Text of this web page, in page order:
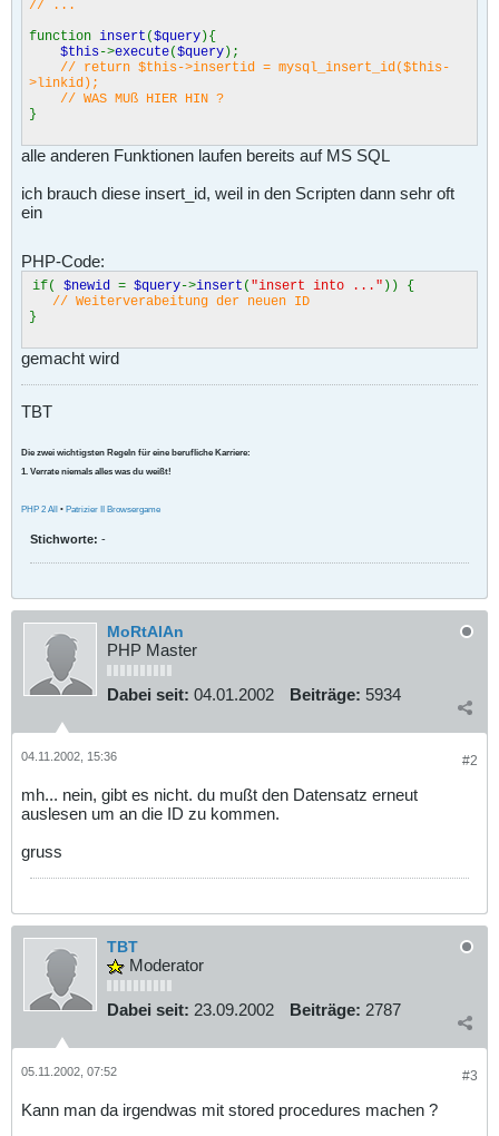
// ...
function insert ($query){
$this->execute($query);
// return $this->insertid = mysql_insert_id($this-
>linkid);
// WAS MUß HIER HIN ?
}
alle anderen Funktionen laufen bereits auf MS SQL
ich brauch diese insert_id, weil in den Scripten dann sehr oft
ein
PHP-Code:
if( $newid = $query->insert ( "insert into ..." )) {
// Weiterverabeitung der neuen ID
}
gemacht wird
TBT
Die zwei wichtigsten Regeln für eine berufliche Karriere:
1. Verrate niemals alles was du weißt!
PHP 2 All • Patrizier II Browsergame
Stichworte: -
MoRtAlAn
PHP Master
Dabei seit: 04.01.2002 Beiträge: 5934
#2
04.11.2002, 15:36
mh... nein, gibt es nicht. du mußt den Datensatz erneut
auslesen um an die ID zu kommen.
gruss
TBT
Moderator
Dabei seit: 23.09.2002 Beiträge: 2787
#3
05.11.2002, 07:52
Kann man da irgendwas mit stored procedures machen ?